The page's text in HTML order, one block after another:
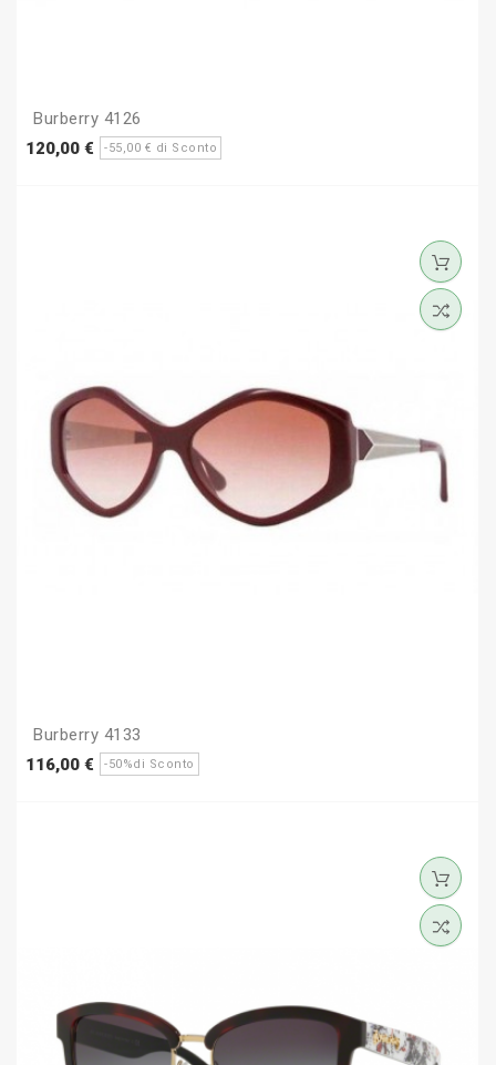
Burberry 4126
120,00 €
Prezzo
base
-55,00 € di Sconto
Burberry 4133
116,00 €
Prezzo
base
-50%di Sconto